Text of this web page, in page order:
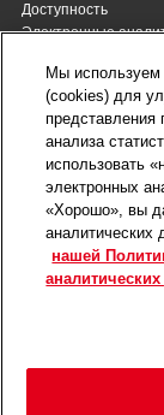
Доступность
Электронные
8 (800) 200-37-
Служба Заботы для
звонок бесплатный
всех регионов
Карта сайта
Настройки
Входит в группу
Мы используем
(cookies) для
представления
анализа
использовать
электронных
«Хорошо», вы
аналитических
нашей